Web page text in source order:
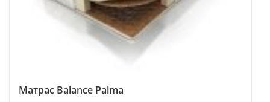
Матрас Balance Palma